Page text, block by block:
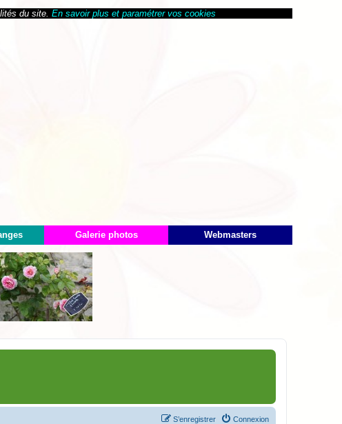
du site. En savoir plus et paramétrer vos cookies
Galerie photos Webmasters
Connexion
S’enregistrer